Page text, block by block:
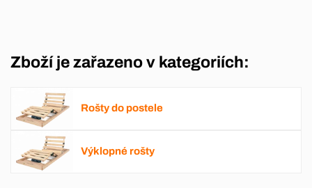
Zboží je zařazeno v kategoriích:
Rošty do postele
Výklopné rošty